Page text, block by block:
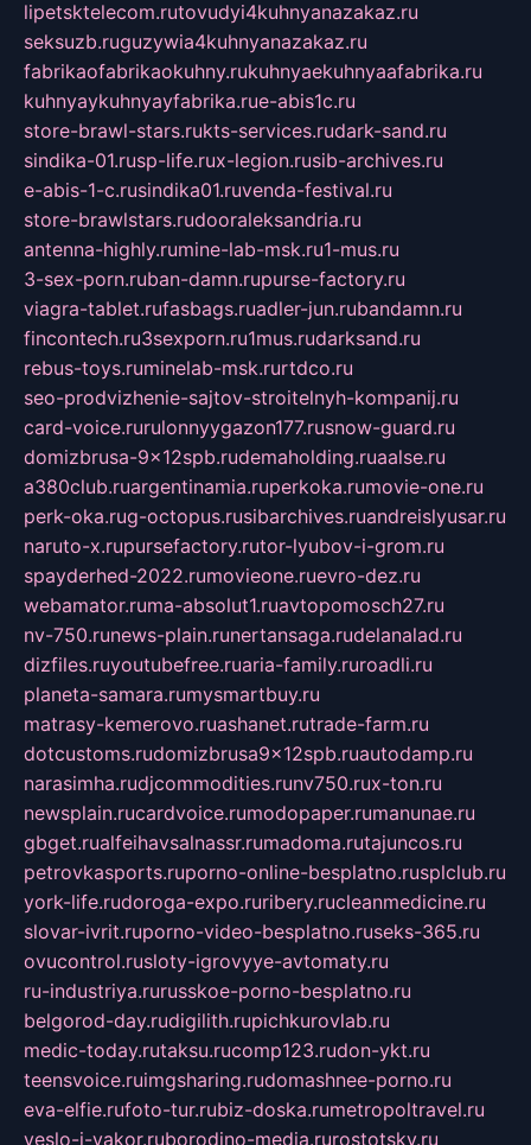
lipetsktelecom.rutovudyi4kuhnyanazakaz.ru
seksuzb.ruguzywia4kuhnyanazakaz.ru
fabrikaofabrikaokuhny.rukuhnyaekuhnyaafabrika.ru
kuhnyaykuhnyayfabrika.rue-abis1c.ru
store-brawl-stars.rukts-services.rudark-sand.ru
sindika-01.rusp-life.rux-legion.rusib-archives.ru
e-abis-1-c.rusindika01.ruvenda-festival.ru
store-brawlstars.rudooraleksandria.ru
antenna-highly.rumine-lab-msk.ru1-mus.ru
3-sex-porn.ruban-damn.rupurse-factory.ru
viagra-tablet.rufasbags.ruadler-jun.rubandamn.ru
fincontech.ru3sexporn.ru1mus.rudarksand.ru
rebus-toys.ruminelab-msk.rurtdco.ru
seo-prodvizhenie-sajtov-stroitelnyh-kompanij.ru
card-voice.rurulonnyygazon177.rusnow-guard.ru
domizbrusa-9x12spb.rudemaholding.ruaalse.ru
a380club.ruargentinamia.ruperkoka.rumovie-one.ru
perk-oka.rug-octopus.rusibarchives.ruandreislyusar.ru
naruto-x.rupursefactory.rutor-lyubov-i-grom.ru
spayderhed-2022.rumovieone.ruevro-dez.ru
webamator.ruma-absolut1.ruavtopomosch27.ru
nv-750.runews-plain.runertansaga.rudelanalad.ru
dizfiles.ruyoutubefree.ruaria-family.ruroadli.ru
planeta-samara.rumysmartbuy.ru
matrasy-kemerovo.ruashanet.rutrade-farm.ru
dotcustoms.rudomizbrusa9x12spb.ruautodamp.ru
narasimha.rudjcommodities.runv750.rux-ton.ru
newsplain.rucardvoice.rumodopaper.rumanunae.ru
gbget.rualfeihavsalnassr.rumadoma.rutajuncos.ru
petrovkasports.ruporno-online-besplatno.rusplclub.ru
york-life.rudoroga-expo.ruribery.rucleanmedicine.ru
slovar-ivrit.ruporno-video-besplatno.ruseks-365.ru
ovucontrol.rusloty-igrovyye-avtomaty.ru
ru-industriya.rurusskoe-porno-besplatno.ru
belgorod-day.rudigilith.rupichkurovlab.ru
medic-today.rutaksu.rucomp123.rudon-ykt.ru
teensvoice.ruimgsharing.rudomashnee-porno.ru
eva-elfie.rufoto-tur.rubiz-doska.rumetropoltravel.ru
veslo-i-yakor.ruborodino-media.rurostotsky.ru